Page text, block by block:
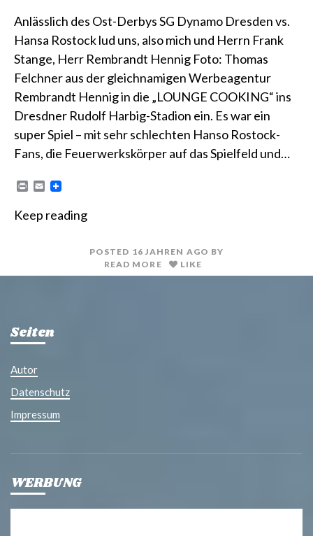
Anlässlich des Ost-Derbys SG Dynamo Dresden vs.
Hansa Rostock lud uns, also mich und Herrn Frank
Stange, Herr Rembrandt Hennig Foto: Thomas
Felchner aus der gleichnamigen Werbeagentur
Rembrandt Hennig in die „LOUNGE COOKING“ ins
Dresdner Rudolf Harbig-Stadion ein. Es war ein
super Spiel – mit sehr schlechten Hanso Rostock-
Fans, die Feuerwerkskörper auf das Spielfeld und…
P
n
E
i
Keep reading
POSTED 16 JAHREN AGO BY
READ MORE
LIKE
Seiten
Autor
Datenschutz
Impressum
WERBUNG